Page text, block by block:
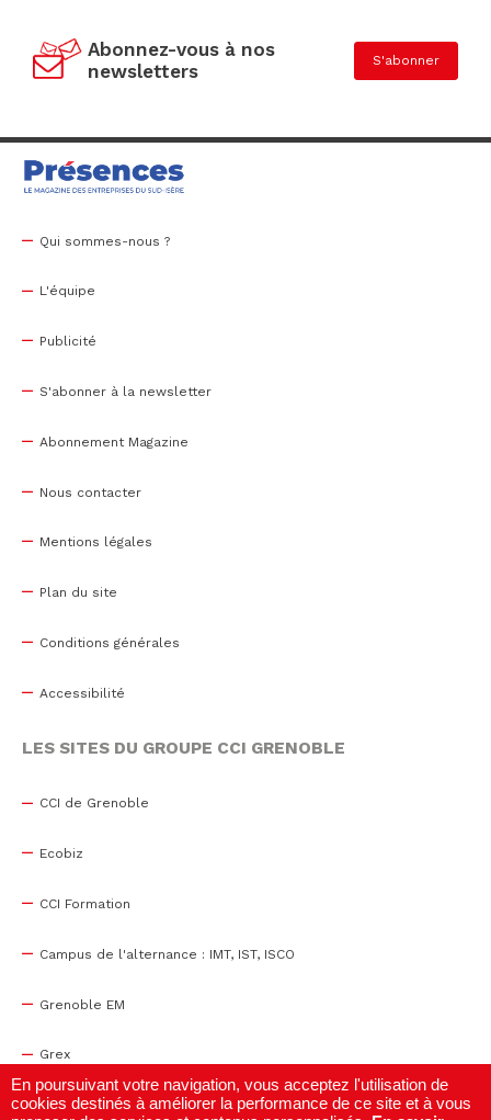
Abonnez-vous à nos
newsletters
S'abonner
Qui sommes-nous ?
L'équipe
Publicité
S'abonner à la newsletter
Abonnement Magazine
Nous contacter
Mentions légales
Plan du site
Conditions générales
Accessibilité
LES SITES DU GROUPE CCI GRENOBLE
CCI de Grenoble
Ecobiz
CCI Formation
Campus de l'alternance : IMT, IST, ISCO
Grenoble EM
Grex
WTC Grenoble
En poursuivant votre navigation, vous acceptez l'utilisation de
cookies destinés à améliorer la performance de ce site et à vous